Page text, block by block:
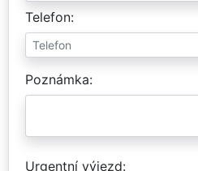
Telefon
Poznámka
Urgentní výjezd